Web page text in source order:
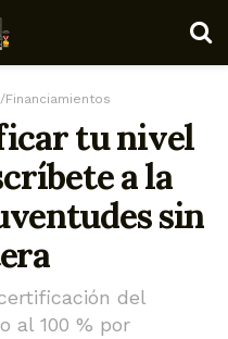
Financiamientos
tu nivel
a la
sin
del
al 100 % por